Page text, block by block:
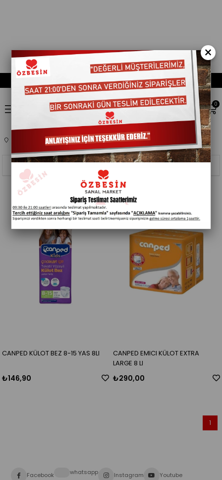
0
KOZMETIK HASTA BAKIM ÜRÜNLERI 208002
Filtreleme
Sıralama
CANPED KÜLOT BEZ 8-15 YAS 8LI
₺146,90
CANPED EMICI KÜLOT EXTRA
LARGE 8 LI
₺290,00
1
Facebook whatsapp Instagram Youtube
×